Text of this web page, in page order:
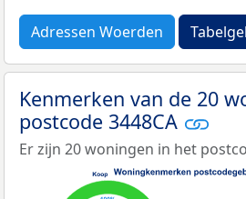
Adressen Woerden
Kenmerken van de 20
postcode 3448CA
Er zijn 20 woningen in het